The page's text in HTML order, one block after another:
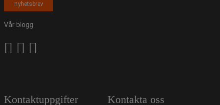
nyhetsbrev
Vår blogg
Kontaktuppgifter
Kontakta oss